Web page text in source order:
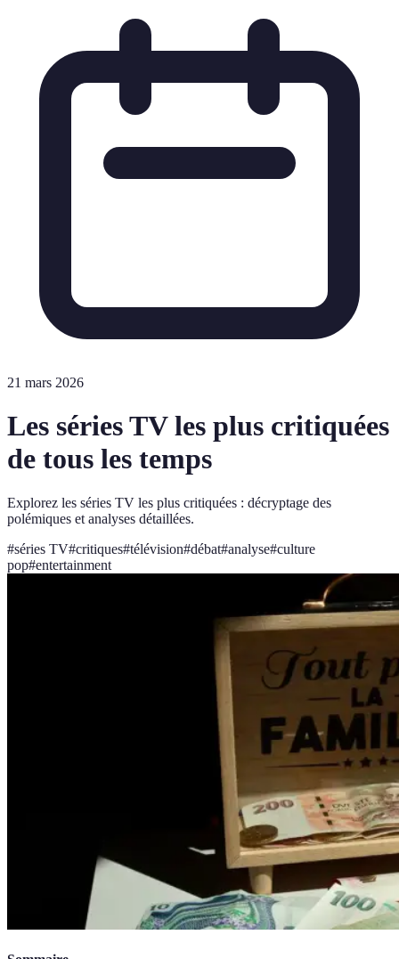
21 mars 2026
Les séries TV les plus critiquées
de tous les temps
Explorez les séries TV les plus critiquées : décryptage des
polémiques et analyses détaillées.
#séries TV#critiques#télévision#débat#analyse#culture
pop#entertainment